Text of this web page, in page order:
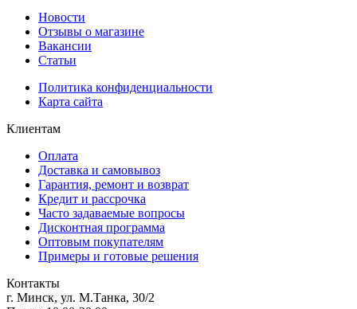
Новости
Отзывы о магазине
Вакансии
Статьи
Политика конфиденциальности
Карта сайта
Клиентам
Оплата
Доставка и самовывоз
Гарантия, ремонт и возврат
Кредит и рассрочка
Часто задаваемые вопросы
Дисконтная программа
Оптовым покупателям
Примеры и готовые решения
Контакты
г. Минск, ул. М.Танка, 30/2